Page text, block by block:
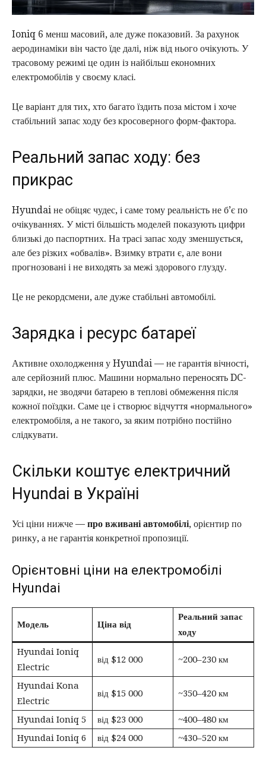
Ioniq 6 менш масовий, але дуже показовий. За рахунок
аеродинаміки він часто їде далі, ніж від нього очікують. У
трасовому режимі це один із найбільш економних
електромобілів у своєму класі.
Це варіант для тих, хто багато їздить поза містом і хоче
стабільний запас ходу без кросоверного форм-фактора.
Реальний запас ходу: без
прикрас
Hyundai не обіцяє чудес, і саме тому реальність не б’є по
очікуваннях. У місті більшість моделей показують цифри
близькі до паспортних. На трасі запас ходу зменшується,
але без різких «обвалів». Взимку втрати є, але вони
прогнозовані і не виходять за межі здорового глузду.
Це не рекордсмени, але дуже стабільні автомобілі.
Зарядка і ресурс батареї
Активне охолодження у Hyundai — не гарантія вічності,
але серйозний плюс. Машини нормально переносять DC-
зарядки, не зводячи батарею в теплові обмеження після
кожної поїздки. Саме це і створює відчуття «нормального»
електромобіля, а не такого, за яким потрібно постійно
слідкувати.
Скільки коштує електричний
Hyundai в Україні
Усі ціни нижче — про вживані автомобілі, орієнтир по
ринку, а не гарантія конкретної пропозиції.
Орієнтовні ціни на електромобілі
Hyundai
Модель Ціна від
Реальний запас
ходу
Hyundai Ioniq
Electric
від $12 000 ~200–230 км
Hyundai Kona
Electric
від $15 000 ~350–420 км
Hyundai Ioniq 5 від $23 000
~400–480 км
Hyundai Ioniq 6
від $24 000 ~430–520 км